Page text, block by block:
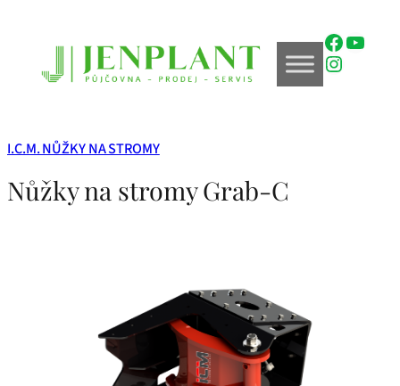
I.C.M. NŮŽKY NA STROMY
Nůžky na stromy Grab-C